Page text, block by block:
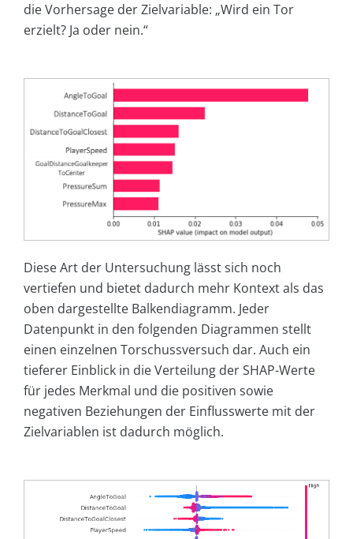
die Vorhersage der Zielvariable: „Wird ein Tor
erzielt? Ja oder nein.“
Diese Art der Untersuchung lässt sich noch
vertiefen und bietet dadurch mehr Kontext als das
oben dargestellte Balkendiagramm. Jeder
Datenpunkt in den folgenden Diagrammen stellt
einen einzelnen Torschussversuch dar. Auch ein
tieferer Einblick in die Verteilung der SHAP-Werte
für jedes Merkmal und die positiven sowie
negativen Beziehungen der Einflusswerte mit der
Zielvariablen ist dadurch möglich.